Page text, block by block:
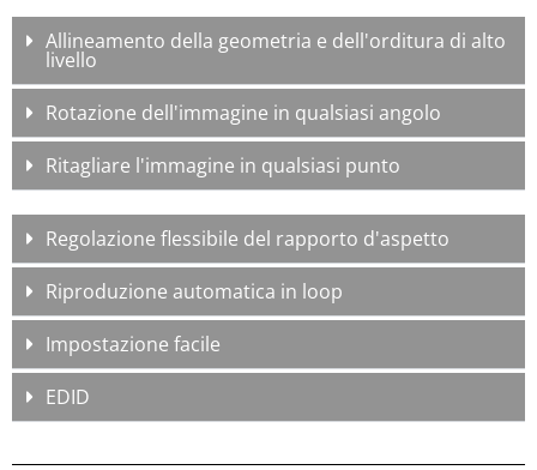
Allineamento della geometria e dell'orditura di alto
livello
Rotazione dell'immagine in qualsiasi angolo
Ritagliare l'immagine in qualsiasi punto
Regolazione flessibile del rapporto d'aspetto
Riproduzione automatica in loop
Impostazione facile
EDID